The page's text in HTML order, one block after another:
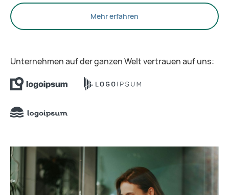
Mehr erfahren
Unternehmen auf der ganzen Welt vertrauen auf uns: